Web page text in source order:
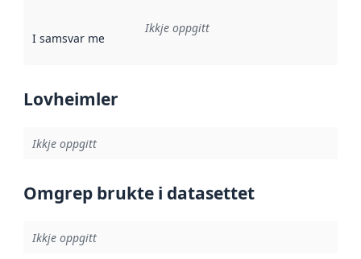
I samsvar med Referanse til ei implementeringsregel eller
Ikkje oppgitt
Lovheimler
Ikkje oppgitt
Omgrep brukte i datasettet
Ikkje oppgitt